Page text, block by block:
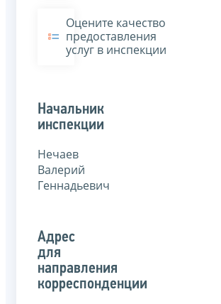
Оцените качество
предоставления
услуг в инспекции
Начальник
инспекции
Нечаев
Валерий
Геннадьевич
Адрес
для
направления
корреспонденции